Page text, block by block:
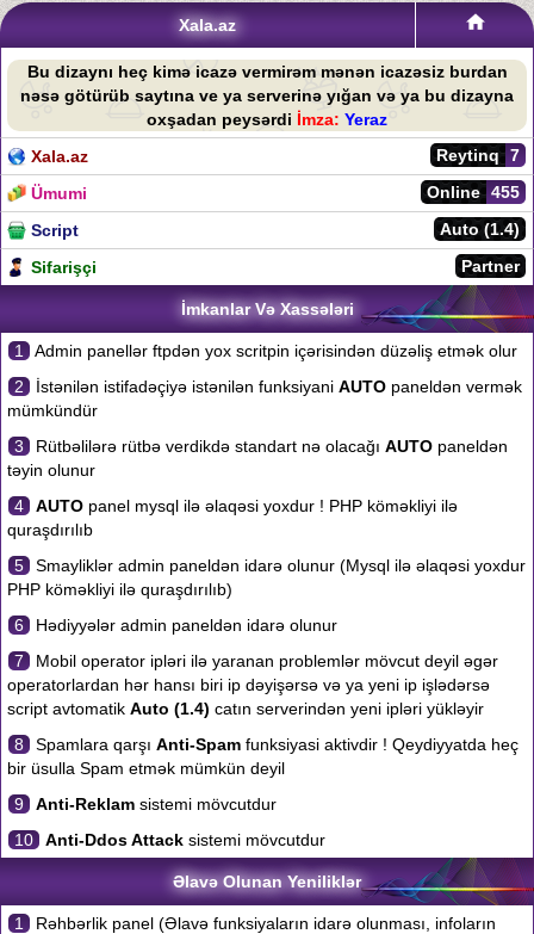
Xala.az
Bu dizaynı heç kimə icazə vermirəm mənən icazəsiz burdan
nəsə götürüb saytına ve ya serverinə yığan və ya bu dizayna
oxşadan peysərdi İmza: Yeraz
Xala.az
7
Reytinq
Ümumi
455
Online
Script
Auto (1.4)
Sifarişçi
Partner
İmkanlar Və Xassələri
1
Admin panellər ftpdən yox scritpin içərisindən düzəliş etmək olur
2
İstənilən istifadəçiyə istənilən funksiyani AUTO paneldən vermək
mümkündür
3
Rütbəlilərə rütbə verdikdə standart nə olacağı AUTO paneldən
təyin olunur
4
AUTO panel mysql ilə əlaqəsi yoxdur ! PHP köməkliyi ilə
quraşdırılıb
5
Smayliklər admin paneldən idarə olunur (Mysql ilə əlaqəsi yoxdur
PHP köməkliyi ilə quraşdırılıb)
6
Hədiyyələr admin paneldən idarə olunur
7
Mobil operator ipləri ilə yaranan problemlər mövcut deyil əgər
operatorlardan hər hansı biri ip dəyişərsə və ya yeni ip işlədərsə
script avtomatik Auto (1.4) catın serverindən yeni ipləri yükləyir
8
Spamlara qarşı Anti-Spam funksiyasi aktivdir ! Qeydiyyatda heç
bir üsulla Spam etmək mümkün deyil
9
Anti-Reklam sistemi mövcutdur
10
Anti-Ddos Attack sistemi mövcutdur
Əlavə Olunan Yeniliklər
1
Rəhbərlik panel (Əlavə funksiyaların idarə olunması, infoların